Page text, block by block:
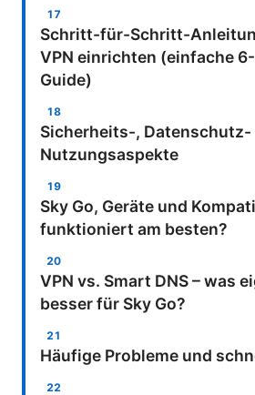
Schritt-für-Schritt-
VPN einrichten (einfache
Guide)
Sicherheits-, Datenschutz-
Nutzungsaspekte
Sky Go, Geräte und
funktioniert am besten?
VPN vs. Smart DNS – was
besser für Sky Go?
Häufige Probleme und